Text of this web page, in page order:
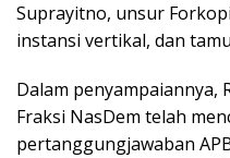
Suprayitno, unsur
instansi vertikal, dan
Dalam penyampaiannya,
Fraksi NasDem telah
pertanggungjawaban